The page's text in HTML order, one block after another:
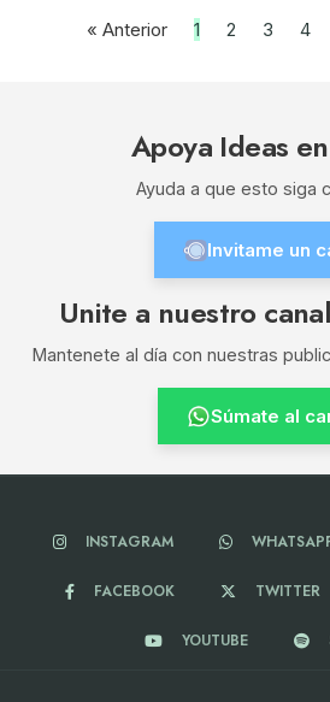
« Anterior 1 2 3 4
Apoya Ideas
Ayuda a que esto siga
Invitame un
Unite a nuestro
Mantenete al día con nuestras
Súmate al
INSTAGRAM
FACEBOOK TWITTER
YOUTUBE